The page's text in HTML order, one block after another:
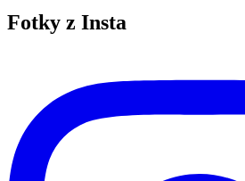
Fotky z Insta